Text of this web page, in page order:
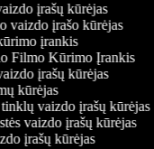
įrašų kūrėjas
vaizdo įrašo kūrėjas
įrankis
Filmo Kūrimo Įrankis
įrašų kūrėjas
kūrėjas
tinklų vaizdo įrašų kūrėjas
vaizdo įrašų kūrėjas
įrašų kūrėjas